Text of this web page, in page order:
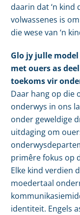
daarin dat ‘n kind
volwassenes is
die wese van ‘n
Glo jy julle
met ouers as
toekoms vir
Daar hang op die
onderwys in ons
onder geweldige
uitdaging om
primêre fokus op
Elke kind verdien
moedertaal
identiteit. Engels